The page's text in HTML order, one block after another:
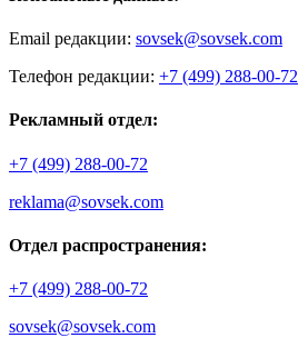
Email редакции: sovsek@sovsek.com
Телефон редакции: +7 (499) 288-00-72
Рекламный отдел:
+7 (499) 288-00-72
reklama@sovsek.com
Отдел распространения:
+7 (499) 288-00-72
sovsek@sovsek.com